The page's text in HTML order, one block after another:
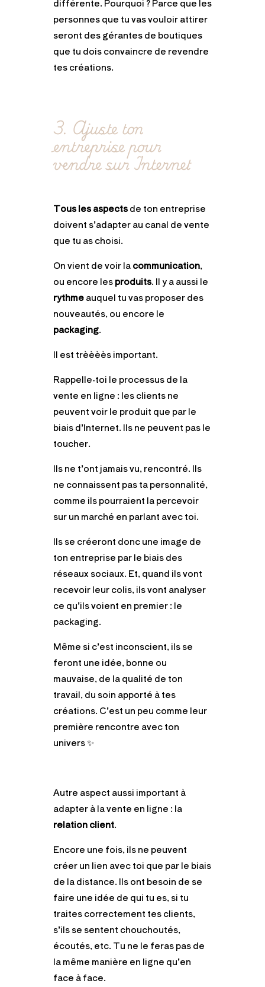
différente. Pourquoi ? Parce que les
personnes que tu vas vouloir attirer
seront des gérantes de boutiques
que tu dois convaincre de revendre
tes créations.
3. Ajuste ton
entreprise pour
vendre sur Internet
Tous les aspectsde ton entreprise
doivent s’adapter au canal de vente
que tu as choisi.
On vient de voir lacommunication,
ou encore lesproduits. Il y a aussi le
rythmeauquel tu vas proposer des
nouveautés, ou encore le
packaging.
Il est trèèèès important.
Rappelle-toi le processus de la
vente en ligne : les clients ne
peuvent voir le produit que par le
biais d’Internet. Ils ne peuvent pas le
toucher.
Ils ne t’ont jamais vu, rencontré. Ils
ne connaissent pas ta personnalité,
comme ils pourraient la percevoir
sur un marché en parlant avec toi.
Ils se créeront donc une image de
ton entreprise par le biais des
réseaux sociaux. Et, quand ils vont
recevoir leur colis, ils vont analyser
ce qu’ils voient en premier : le
packaging.
Même si c’est inconscient, ils se
feront une idée, bonne ou
mauvaise, de la qualité de ton
travail, du soin apporté à tes
créations. C’est un peu comme leur
première rencontre avec ton
univers✨
Autre aspect aussi important à
adapter à la vente en ligne : la
relation client.
Encore une fois, ils ne peuvent
créer un lien avec toi que par le biais
de la distance. Ils ont besoin de se
faire une idée de qui tu es, si tu
traites correctement tes clients,
s’ils se sentent chouchoutés,
écoutés, etc. Tu ne le feras pas de
la même manière en ligne qu’en
face à face.